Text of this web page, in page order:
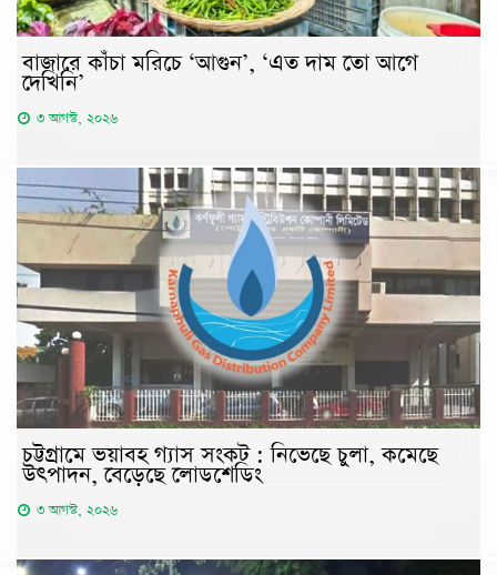
বাজারে কাঁচা মরিচে ‘আগুন’, ‘এত দাম তো আগে
দেখিনি’
৩ আগস্ট, ২০২৬
চট্টগ্রামে ভয়াবহ গ্যাস সংকট : নিভেছে চুলা, কমেছে
উৎপাদন, বেড়েছে লোডশেডিং
৩ আগস্ট, ২০২৬